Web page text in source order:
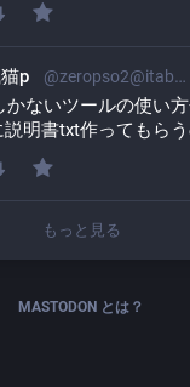
p @zeropso2@itabashi.0j0.jp
かないツールの使い
説明書txt作ってもら
もっと見る
MASTODON とは？